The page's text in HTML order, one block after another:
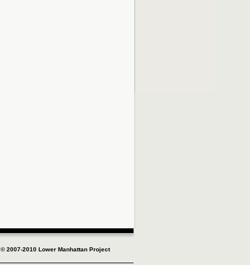
© 2007-2010 Lower Manhattan Project